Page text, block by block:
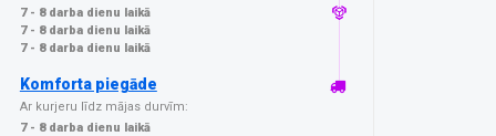
7 - 8 darba dienu laikā
7 - 8 darba dienu laikā
7 - 8 darba dienu laikā
Komforta piegāde
Ar kurjeru līdz mājas durvīm:
7 - 8 darba dienu laikā